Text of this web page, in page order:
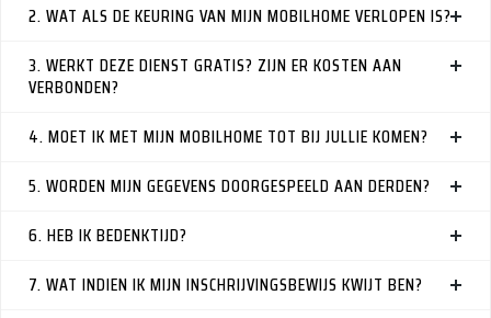
2. WAT ALS DE KEURING VAN MIJN MOBILHOME VERLOPEN IS?
3. WERKT DEZE DIENST GRATIS? ZIJN ER KOSTEN AAN
VERBONDEN?
4. MOET IK MET MIJN MOBILHOME TOT BIJ JULLIE KOMEN?
5. WORDEN MIJN GEGEVENS DOORGESPEELD AAN DERDEN?
6. HEB IK BEDENKTIJD?
7. WAT INDIEN IK MIJN INSCHRIJVINGSBEWIJS KWIJT BEN?